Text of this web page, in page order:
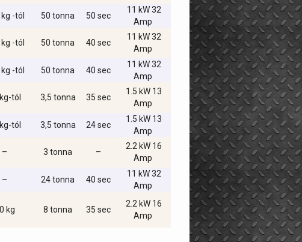
-tól 50 tonna 50 sec
11 kW 32
Amp
-tól 50 tonna 40 sec
11 kW 32
Amp
-tól 50 tonna 40 sec
11 kW 32
Amp
tól 3,5 tonna 35 sec
1.5 kW 13
Amp
tól 3,5 tonna 24 sec
1.5 kW 13
Amp
– 3 tonna –
2.2 kW 16
Amp
– 24 tonna 40 sec
11 kW 32
Amp
kg 8 tonna 35 sec
2.2 kW 16
Amp